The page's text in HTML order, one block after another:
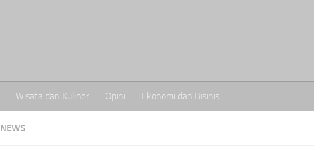
Wisata dan Kuliner Opini Ekonomi dan Bisinis
NEWS